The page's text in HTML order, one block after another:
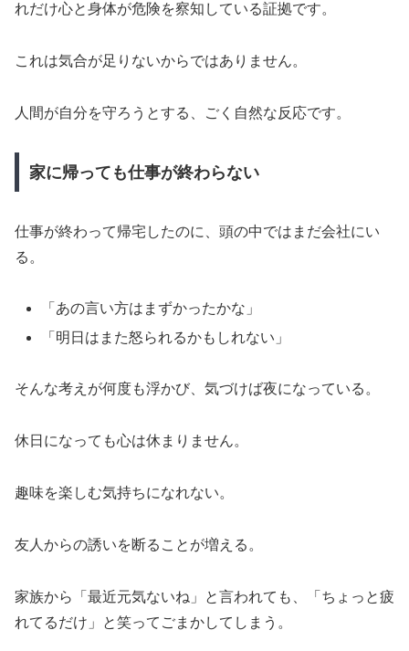
れだけ心と身体が危険を察知している証拠です。
これは気合が足りないからではありません。
人間が自分を守ろうとする、ごく自然な反応です。
家に帰っても仕事が終わらない
仕事が終わって帰宅したのに、頭の中ではまだ会社にい
る。
「あの言い方はまずかったかな」
「明日はまた怒られるかもしれない」
そんな考えが何度も浮かび、気づけば夜になっている。
休日になっても心は休まりません。
趣味を楽しむ気持ちになれない。
友人からの誘いを断ることが増える。
家族から「最近元気ないね」と言われても、「ちょっと疲
れてるだけ」と笑ってごまかしてしまう。